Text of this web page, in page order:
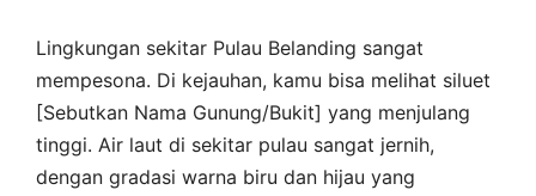
Lingkungan sekitar Pulau Belanding sangat
mempesona. Di kejauhan, kamu bisa melihat siluet
[Sebutkan Nama Gunung/Bukit] yang menjulang
tinggi. Air laut di sekitar pulau sangat jernih,
dengan gradasi warna biru dan hijau yang